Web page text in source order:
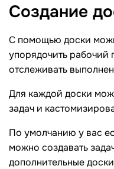
Создание
С помощью доски
упорядочить рабочий
отслеживать
Для каждой доски
задач и
По умолчанию у вас
можно создавать
дополнительные